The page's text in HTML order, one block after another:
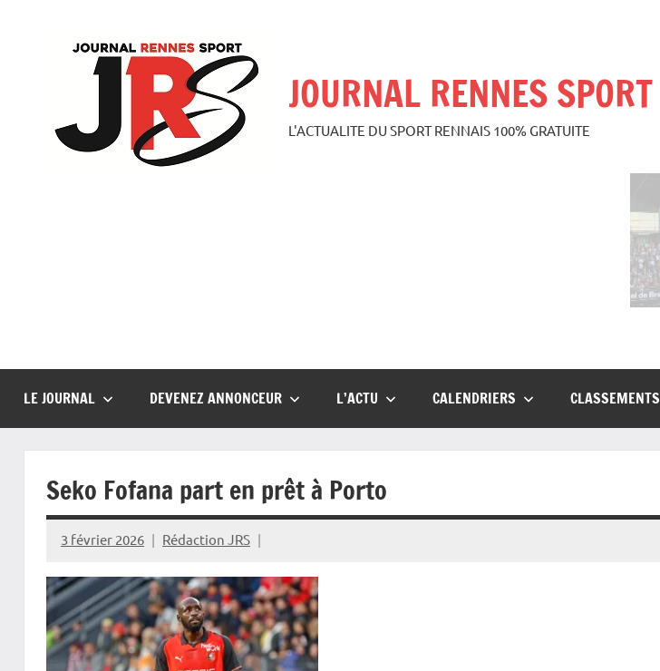
JOURNAL RENNES SPORT
L'ACTUALITE DU SPORT RENNAIS 100% GRATUITE
LE JOURNAL DEVENEZ ANNONCEUR L’ACTU CALENDRIERS CLASSEMENTS
Seko Fofana part en prêt à Porto
3 février 2026 Rédaction JRS